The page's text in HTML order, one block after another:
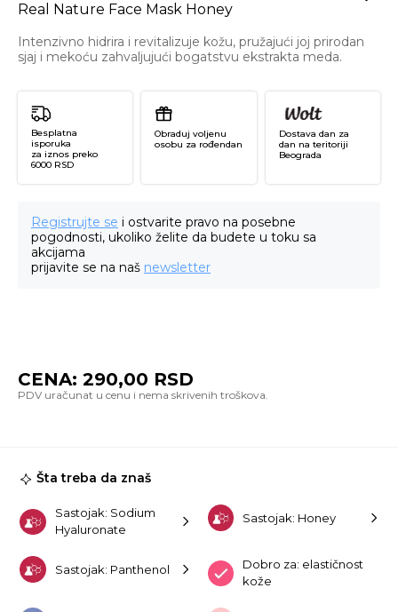
Real Nature Face Mask Honey
Intenzivno hidrira i revitalizuje kožu, pružajući joj prirodan
sjaj i mekoću zahvaljujući bogatstvu ekstrakta meda.
Besplatna
isporuka
za iznos preko
6000 RSD
Obraduj voljenu
osobu za rođendan
Dostava dan za
dan na teritoriji
Beograda
Registrujte se i ostvarite pravo na posebne
pogodnosti, ukoliko želite da budete u toku sa
akcijama
prijavite se na naš newsletter
CENA: 290,00 RSD
Šta treba da znaš
Sastojak: Sodium
Hyaluronate
Sastojak: Honey
Sastojak: Panthenol
Dobro za: elastičnost
kože